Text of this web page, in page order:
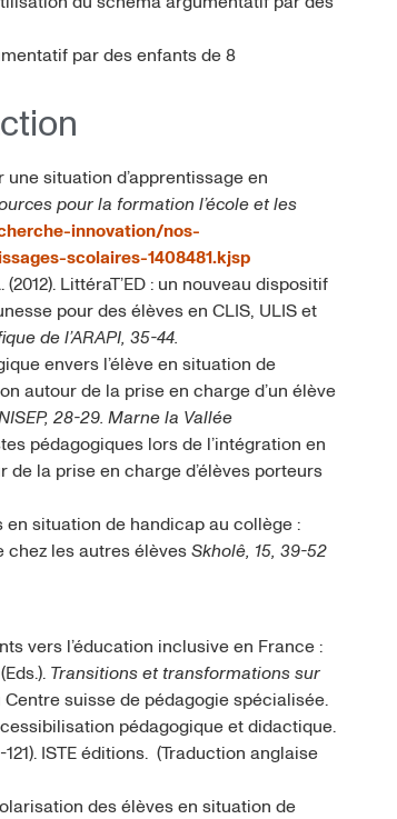
par des enfants de 8
une situation d’apprentissage en
pour la formation l’école et les
innovation/nos-
scolaires-1408481.kjsp
LittéraT’ED : un nouveau dispositif
pour des élèves en CLIS, ULIS et
de l’ARAPI, 35-44.
envers l’élève en situation de
autour de la prise en charge d’un élève
, 28-29. Marne la Vallée
pédagogiques lors de l’intégration en
la prise en charge d’élèves porteurs
en situation de handicap au collège :
chez les autres élèves Skholê, 15, 39-52
vers l’éducation inclusive en France :
Transitions et transformations sur
Centre suisse de pédagogie spécialisée.
pédagogique et didactique.
121). ISTE éditions. (Traduction anglaise
des élèves en situation de